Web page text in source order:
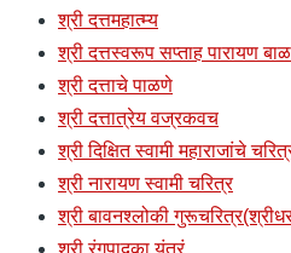
श्री दत्तमहात्म्य
श्री दत्तस्वरूप सप्ताह पारायण
श्री दत्ताचे पाळणे
श्री दत्तात्रेय वज्रकवच
श्री दिक्षित स्वामी महाराजांचे
श्री नारायण स्वामी चरित्र
श्री बावनश्लोकी